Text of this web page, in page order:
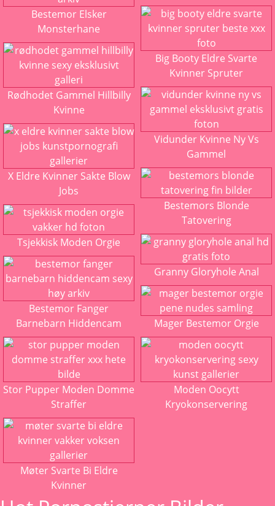
Bestemor Elsker
Monsterhane
Rødhodet Gammel Hillbilly
Kvinne
X Eldre Kvinner Sakte Blow
Jobs
Tsjekkisk Moden Orgie
Bestemor Fanger
Barnebarn Hiddencam
Stor Pupper Moden Domme
Straffer
Møter Svarte Bi Eldre
Kvinner
Big Booty Eldre Svarte
Kvinner Spruter
Vidunder Kvinne Ny Vs
Gammel
Bestemors Blonde
Tatovering
Granny Gloryhole Anal
Mager Bestemor Orgie
Moden Oocytt
Kryokonservering